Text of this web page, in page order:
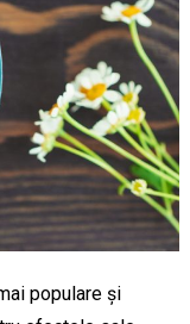
populare și